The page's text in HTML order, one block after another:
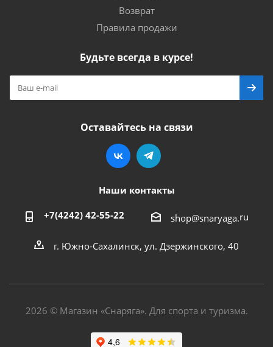
Возврат
Правила продажи
Будьте всегда в курсе!
Оставайтесь на связи
Наши контакты
+7(4242) 42-55-22 shop@snaryaga.ru
г. Южно-Сахалинск, ул. Дзержинского, 40
2026 © Магазин «Снаряга». Для спорта и туризма.